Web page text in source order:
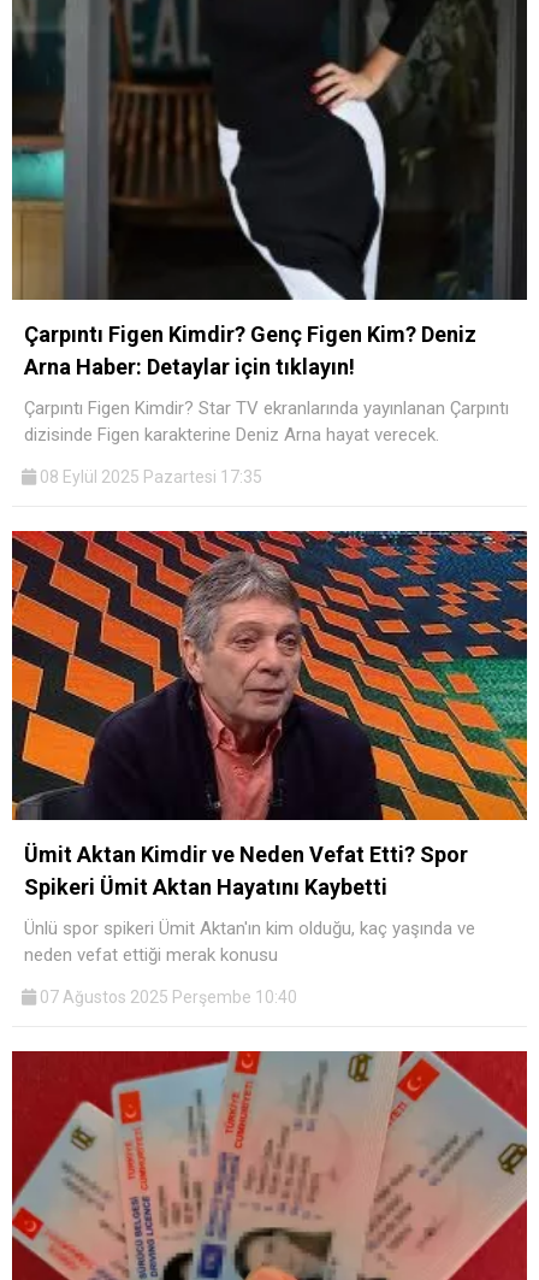
Çarpıntı Figen Kimdir? Genç Figen Kim? Deniz
Arna Haber: Detaylar için tıklayın!
Çarpıntı Figen Kimdir? Star TV ekranlarında yayınlanan Çarpıntı
dizisinde Figen karakterine Deniz Arna hayat verecek.
08 Eylül 2025 Pazartesi 17:35
Ümit Aktan Kimdir ve Neden Vefat Etti? Spor
Spikeri Ümit Aktan Hayatını Kaybetti
Ünlü spor spikeri Ümit Aktan'ın kim olduğu, kaç yaşında ve
neden vefat ettiği merak konusu
07 Ağustos 2025 Perşembe 10:40